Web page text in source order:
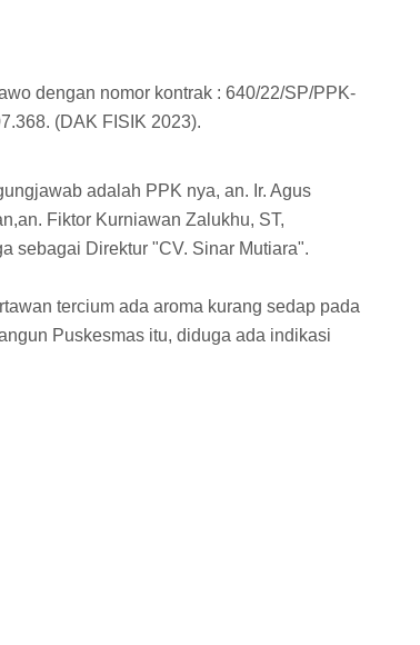
dengan nomor kontrak : 640/22/SP/PPK-
(DAK FISIK 2023).
adalah PPK nya, an. Ir. Agus
Fiktor Kurniawan Zalukhu, ST,
sebagai Direktur "CV. Sinar Mutiara".
tercium ada aroma kurang sedap pada
Puskesmas itu, diduga ada indikasi